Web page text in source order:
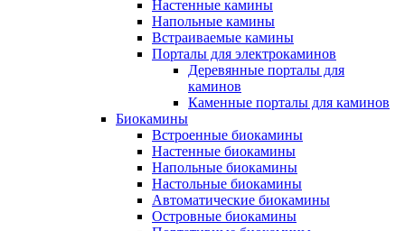
Настенные камины
Напольные камины
Встраиваемые камины
Порталы для электрокаминов
Деревянные порталы для
каминов
Каменные порталы для каминов
Биокамины
Встроенные биокамины
Настенные биокамины
Напольные биокамины
Настольные биокамины
Автоматические биокамины
Островные биокамины